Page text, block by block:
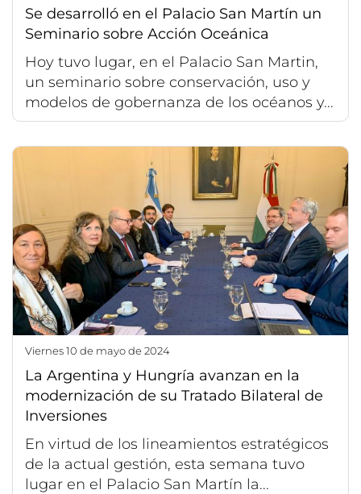
Se desarrolló en el Palacio San Martín un
Seminario sobre Acción Oceánica
Hoy tuvo lugar, en el Palacio San Martin,
un seminario sobre conservación, uso y
modelos de gobernanza de los océanos y...
viernes 10 de mayo de 2024
La Argentina y Hungría avanzan en la
modernización de su Tratado Bilateral de
Inversiones
En virtud de los lineamientos estratégicos
de la actual gestión, esta semana tuvo
lugar en el Palacio San Martín la...